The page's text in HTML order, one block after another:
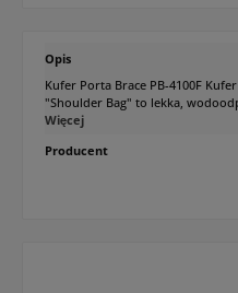
Opis
Kufer Porta Brace PB-4100F
"Shoulder Bag" to lekka,
Więcej
Producent